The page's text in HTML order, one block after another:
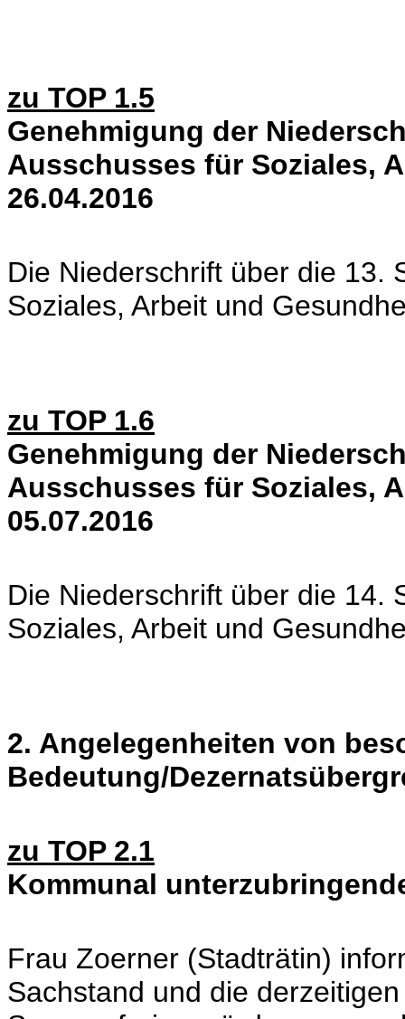
zu TOP 1.5
Genehmigung der
Ausschusses für Soziales,
26.04.2016
Die Niederschrift über die 13.
Soziales, Arbeit und
zu TOP 1.6
Genehmigung der
Ausschusses für Soziales,
05.07.2016
Die Niederschrift über die 14.
Soziales, Arbeit und
2. Angelegenheiten von
Bedeutung/
zu TOP 2.1
Kommunal
Frau Zoerner (Stadträtin)
Sachstand und die